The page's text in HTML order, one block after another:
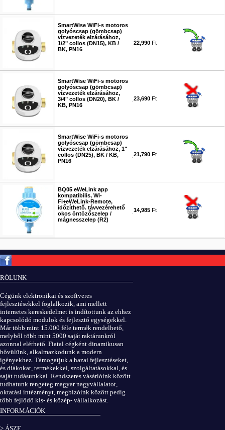
SmartWise WiFi-s motoros
golyóscsap (gömbcsap)
vízvezeték elzárásához,
1/2" collos (DN15), KB /
BK, PN16
22,990 Ft
SmartWise WiFi-s motoros
golyóscsap (gömbcsap)
vízvezeték elzárásához,
3/4" collos (DN20), BK /
KB, PN16
23,690 Ft
SmartWise WiFi-s motoros
golyóscsap (gömbcsap)
vízvezeték elzárásához, 1"
collos (DN25), BK / KB,
PN16
21,790 Ft
BQ05 eWeLink app
kompatibilis, Wi-
Fi+eWeLink-Remote,
időzíthető. távvezérehető
okos öntözőszelep /
mágnesszelep (R2)
14,985 Ft
RÓLUNK
Cégünk elektronikai és szoftveres
fejlesztésekkel foglalkozik, ami mellett
internetes kereskedelmet is indítottunk az ehhez
kapcsolódó modulok és fejlesztő egységekkel.
Már több mint 15.000 féle termék rendelhető,
melyből több mint 5000 saját raktárunkról
azonnal elérhető. Fiatal cégként dinamikusan
bővülünk, alkalmazkodunk a modern
igényekhez. Támogatjuk a hazai fejlesztéseket,
és diákokat, termékekkel, szolgáltatásokkal, és
saját tudásunkkal. Rendszeres vásárlóink között
tudhatunk rengeteg magyar nagyvállalatot,
oktatási intézményt, megbízóink között pedig
több fejlődő kis- és közép- vállalkozást.
INFORMÁCIÓK
> ÁSZF